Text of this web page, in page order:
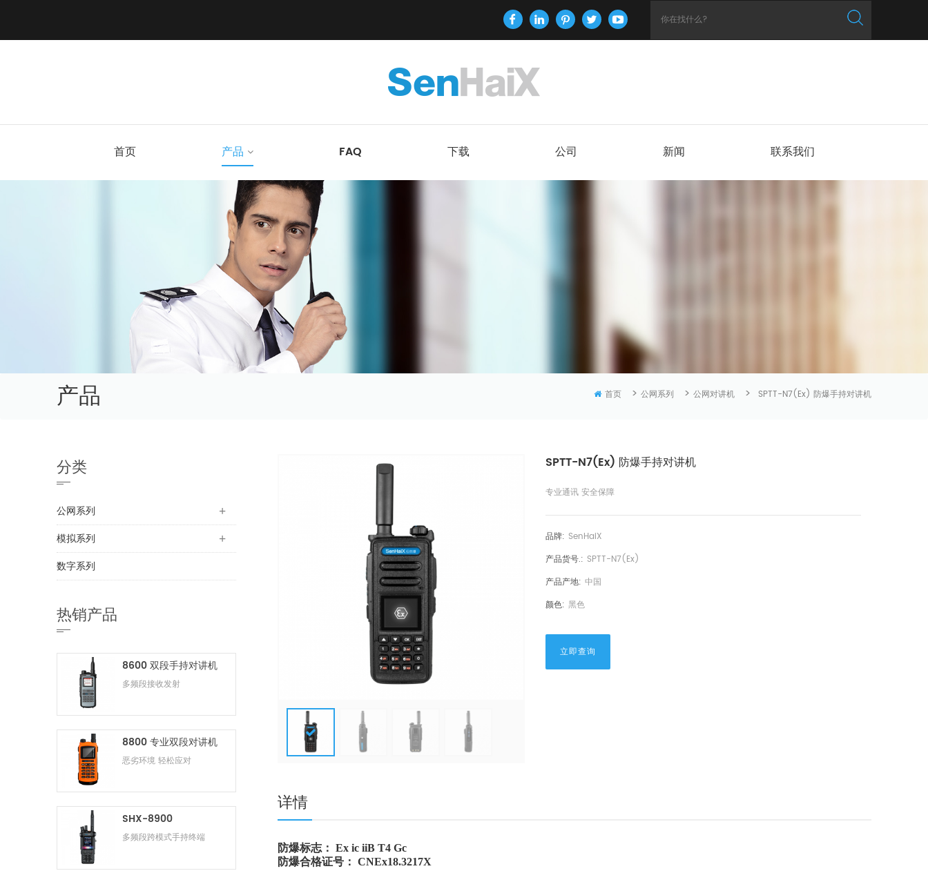
首页 产品 FAQ 下载 公司 新闻 联系我们
产品 首页 > 公网系列 > 公网对讲机 > SPTT-N7(Ex) 防爆手持对讲机
SPTT-N7(Ex) 防爆手持对讲机
专业通讯 安全保障
品牌: SenHaiX
产品货号.: SPTT-N7(Ex)
产品产地: 中国
颜色: 黑色
立即查询
详情
防爆标志： Ex ic iiB T4 Gc
防爆合格证号： CNEx18.3217X
分类
公网系列
模拟系列
数字系列
热销产品
8600 双段手持对讲机
多频段接收发射
8800 专业双段对讲机
恶劣环境 轻松应对
SHX-8900
多频段跨模式手持终端